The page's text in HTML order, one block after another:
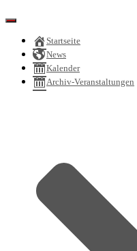
Navigation
umschalten
Startseite
News
Kalender
Archiv-Veranstaltungen